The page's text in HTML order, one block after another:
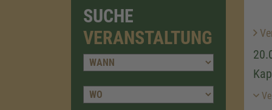
SUCHE
VERANSTALTUNG